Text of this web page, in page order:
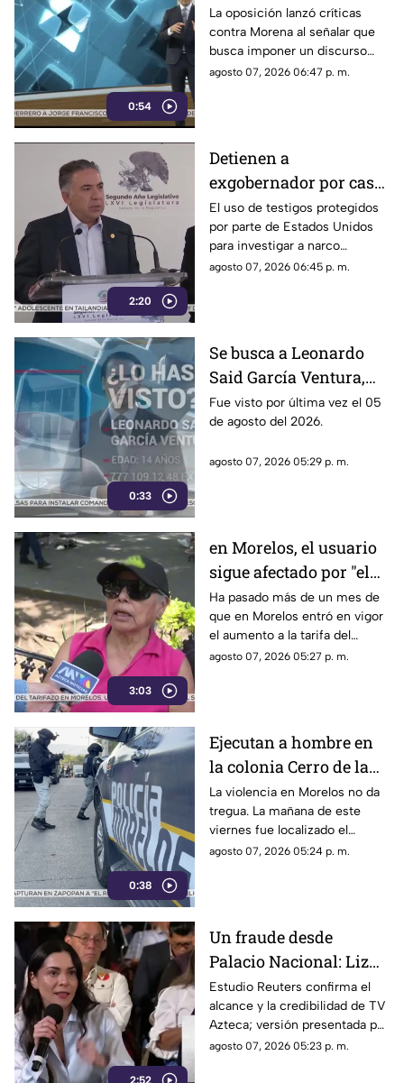
0:54
debate político
La oposición lanzó críticas
contra Morena al señalar que
busca imponer un discurso
único y limitar las voces que
agosto 07, 2026 06:47 p. m.
2:20
Detienen a
exgobernador por caso
Ayotzinapa y desaforan
a alcaldes
El uso de testigos protegidos
por parte de Estados Unidos
para investigar a narco
políticos ha sido cuestionado
entre ellos Rubén Rocha y
Enrique Inzunza.
agosto 07, 2026 06:45 p. m.
0:33
Se busca a Leonardo
Said García Ventura,
desaparecido en
Cuernavaca
Fue visto por última vez el 05
de agosto del 2026.
agosto 07, 2026 05:29 p. m.
3:03
en Morelos, el usuario
sigue afectado por "el
tarifazo"
Ha pasado más de un mes de
que en Morelos entró en vigor
el aumento a la tarifa del
transporte público. Un mes,
al interior de las unidades.
agosto 07, 2026 05:27 p. m.
0:38
Ejecutan a hombre en
la colonia Cerro de la
Corona
La violencia en Morelos no da
tregua. La mañana de este
viernes fue localizado el
cuerpo de un hombre con
agosto 07, 2026 05:24 p. m.
2:52
Un fraude desde
Palacio Nacional: Liz
Vilchis intentó
desvirtuar estudio de
Reuters sobre la
credibilidad de TV
Estudio Reuters confirma el
alcance y la credibilidad de TV
Azteca; versión presentada por
Liz Vilchis fue cuestionada al
agosto 07, 2026 05:23 p. m.